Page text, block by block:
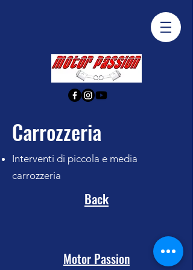
Carrozzeria
Interventi di piccola e media
carrozzeria
Back
Motor Passion